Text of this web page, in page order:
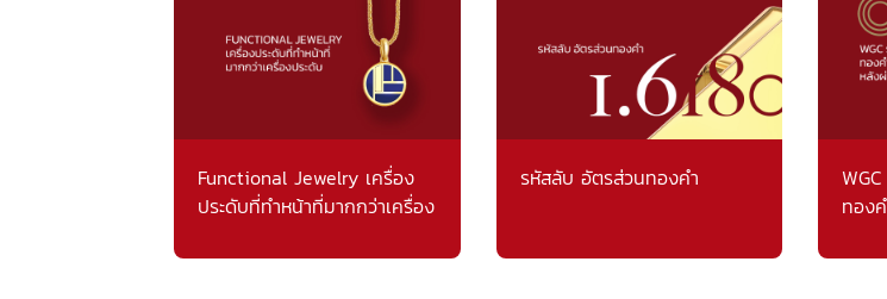
Functional Jewelry เครื่อง
ประดับที่ทำหน้าที่มากกว่าเครื่อง
รหัสลับ อัตรส่วนทองคำ
ทอง